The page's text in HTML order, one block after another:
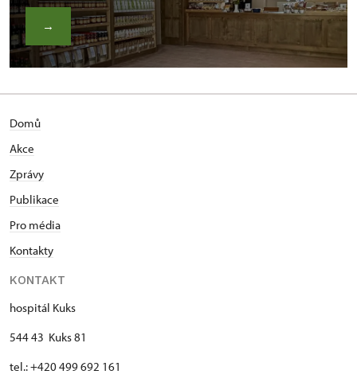
→
Domů
Akce
Zprávy
Publikace
Pro média
Kontakty
KONTAKT
hospitál Kuks
544 43 Kuks 81
tel.: +420 499 692 161